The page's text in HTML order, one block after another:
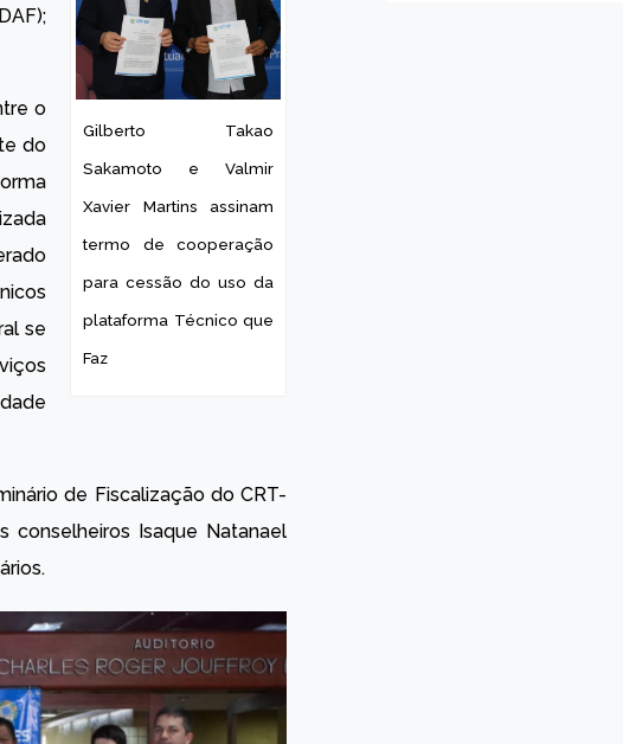
Gilberto Takao
Sakamoto e Valmir
Xavier Martins assinam
termo de cooperação
para cessão do uso da
plataforma Técnico que
Faz
o
do
se
de Fiscalização do CRT-
conselheiros Isaque Natanael